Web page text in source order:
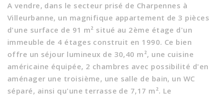
A vendre, dans le secteur prisé de Charpennes à
Villeurbanne, un magnifique appartement de 3 pièces
d'une surface de 91 m² situé au 2ème étage d'un
immeuble de 4 étages construit en 1990. Ce bien
offre un séjour lumineux de 30,40 m², une cuisine
américaine équipée, 2 chambres avec possibilité d'en
aménager une troisième, une salle de bain, un WC
séparé, ainsi qu'une terrasse de 7,17 m². Le